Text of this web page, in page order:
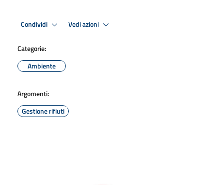
Condividi Vedi azioni
Categorie:
Ambiente
Argomenti:
Gestione rifiuti